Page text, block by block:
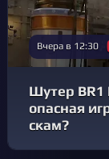
Вчера в 12:30
Шутер BR1
опасная
скам?